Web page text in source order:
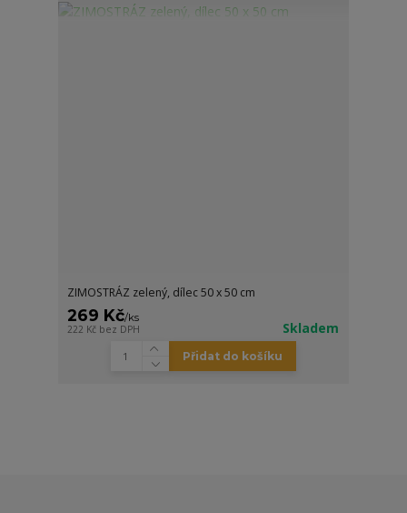
ZIMOSTRÁZ zelený, dílec 50 x 50 cm
269 Kč/ks
222 Kč bez DPH Skladem
Přidat do košíku